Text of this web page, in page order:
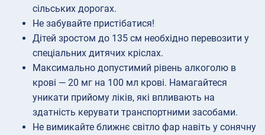
сільських дорогах.
Не забувайте пристібатися!
Дітей зростом до 135 см необхідно перевозити у
спеціальних дитячих кріслах.
Максимально допустимий рівень алкоголю в
крові — 20 мг на 100 мл крові. Намагайтеся
уникати прийому ліків, які впливають на
здатність керувати транспортними засобами.
Не вимикайте ближнє світло фар навіть у сонячну